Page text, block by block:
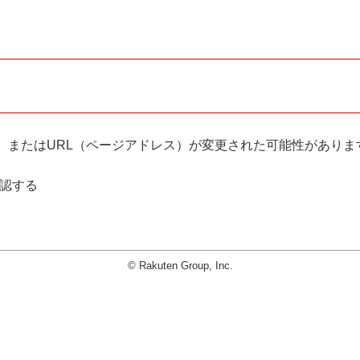
たはURL（ページアドレス）が変更された可能性がありま
する
© Rakuten Group, Inc.